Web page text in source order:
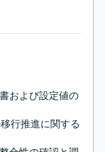
および設定値の
行推進に関する